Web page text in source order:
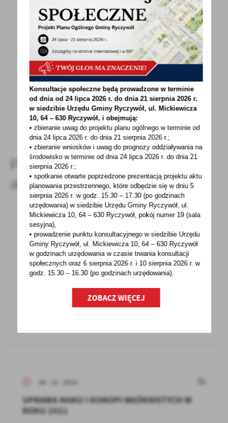
POWRÓT UDOSTĘPNIJ
POPRZEDNI NASTĘPNY
Spodobała Ci się informacja? Zostaw nam swoją opinię
- to dla Ciebie staramy się być najlepsi, a Twoje zdanie
bardzo nam w tym pomoże!
DODAJ KOMENTARZ
Pozostałe
aktualności
09 - 10 - 2020
KOMUNIKAT - NIEODPŁATNA POMOC PRAWNA
Informuję, że od 12 października 2020 r. do
odwołania nieodpłatna pomoc prawna
i nieodpłatne...
09 - 10 - 2020
UPRAWA MAKU I KONOPI WŁÓKNISTYCH W
ROKU 2021
Konsultacje społeczne będą prowadzone w terminie
od dnia od 24 lipca 2026 r. do dnia 21 sierpnia 2026 r.
w siedzibie Urzędu Gminy Ryczywół, ul. Mickiewicza
10, 64 – 630 Ryczywół, i obejmują:
• zbieranie uwag do projektu planu ogólnego w terminie od
dnia 24 lipca 2026 r. do dnia 21 sierpnia 2026 r.;
• zbieranie wniosków i uwag do prognozy oddziaływania na
środowisko w terminie od dnia 24 lipca 2026 r. do dnia 21
sierpnia 2026 r.;
• spotkanie otwarte poprzedzone prezentacją projektu aktu
planowania przestrzennego, które odbędzie się w dniu 5
sierpnia 2026 r.w godz. 15.30 – 17.30 (po godzinach
urzędowania) w siedzibie Urzędu Gminy Ryczywół, ul.
Mickiewicza 10, 64 – 630 Ryczywół, pokójnumer 19 (sala
sesyjna),
• prowadzenie punktu konsultacyjnego w siedzibie Urzędu
Gminy Ryczywół, ul. Mickiewicza 10, 64 – 630 Ryczywół
w godzinachurzędowania w czasie trwania konsultacji
społecznych oraz 6 sierpnia 2026 r. i 10 sierpnia 2026 r. w
godz. 15.30 – 16.30 (po godzinachurzędowania).
ZOBACZ WIĘCEJ